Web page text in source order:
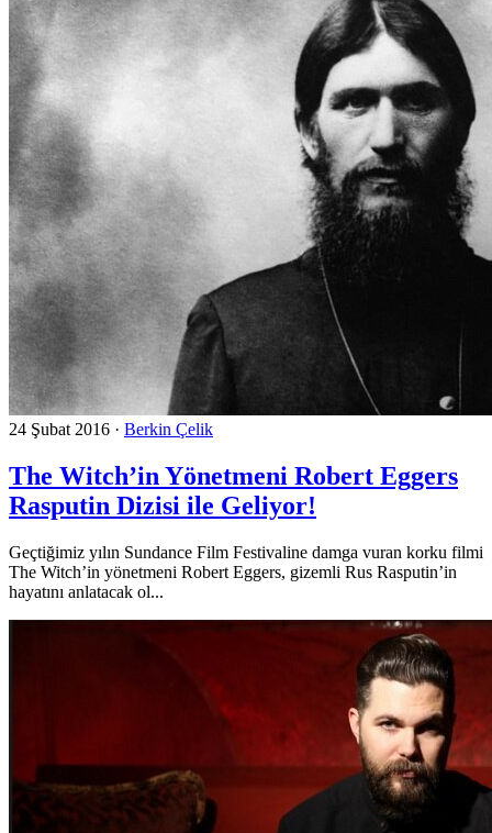
24 Şubat 2016 · Berkin Çelik
The Witch’in Yönetmeni Robert Eggers
Rasputin Dizisi ile Geliyor!
Geçtiğimiz yılın Sundance Film Festivaline damga vuran korku filmi
The Witch’in yönetmeni Robert Eggers, gizemli Rus Rasputin’in
hayatını anlatacak ol...